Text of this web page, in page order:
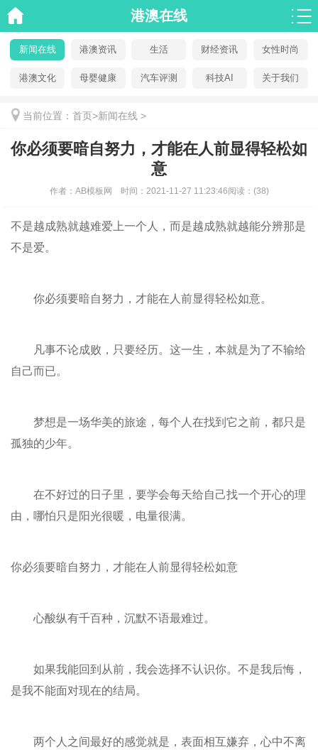
港澳在线
新闻在线 港澳资讯 生活 财经资讯 女性时尚
港澳文化 母婴健康 汽车评测 科技AI 关于我们
当前位置： 首页>新闻在线 >
你必须要暗自努力，才能在人前显得轻松如
意
作者： AB模板网 时间： 2021-11-27 11:23:46阅读： (38)
不是越成熟就越难爱上一个人，而是越成熟就越能分辨那是
不是爱。
你必须要暗自努力，才能在人前显得轻松如意。
凡事不论成败，只要经历。这一生，本就是为了不输给
自己而已。
梦想是一场华美的旅途，每个人在找到它之前，都只是
孤独的少年。
在不好过的日子里，要学会每天给自己找一个开心的理
由，哪怕只是阳光很暖，电量很满。
你必须要暗自努力，才能在人前显得轻松如意
心酸纵有千百种，沉默不语最难过。
如果我能回到从前，我会选择不认识你。不是我后悔，
是我不能面对现在的结局。
两个人之间最好的感觉就是，表面相互嫌弃，心中不离